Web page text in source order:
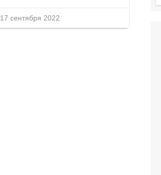
17 сентября 2022